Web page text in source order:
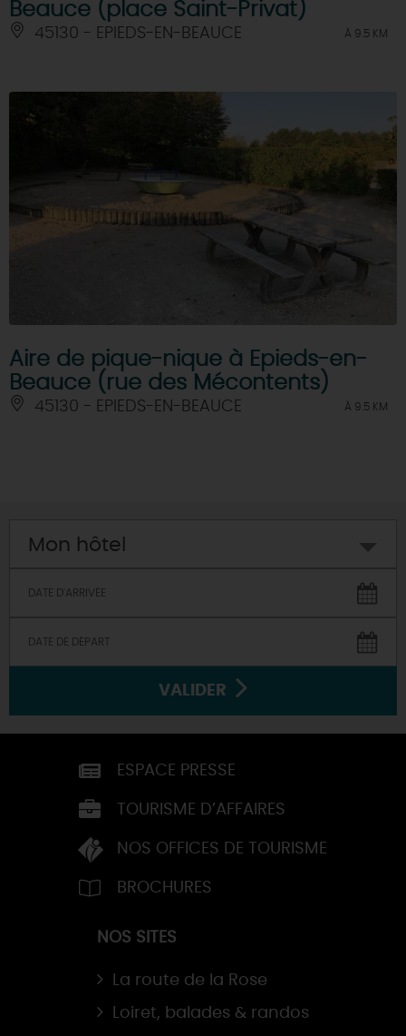
Beauce (place Saint-Privat)
45130 - EPIEDS-EN-BEAUCE À 9.5 KM
Aire de pique-nique à Epieds-en-
Beauce (rue des Mécontents)
45130 - EPIEDS-EN-BEAUCE À 9.5 KM
Mon hôtel
VALIDER
ESPACE PRESSE
TOURISME D’AFFAIRES
NOS OFFICES DE TOURISME
BROCHURES
NOS SITES
La route de la Rose
Loiret, balades & randos